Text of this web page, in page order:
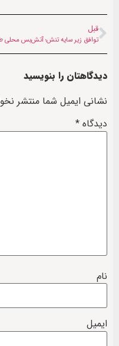
قبل
توافق زیر سایه تنش‌؛ آتش‌بس محلی
دیدگاهتان را بنویسید
نشانی ایمیل شما منتشر
دیدگاه *
نام
ایمیل